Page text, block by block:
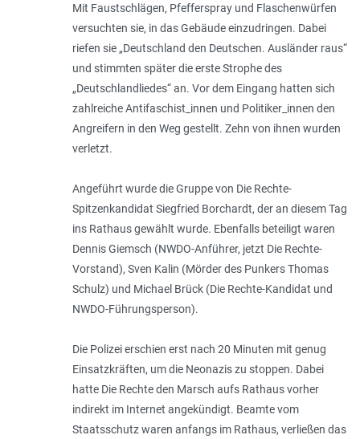
Mit Faustschlägen, Pfefferspray und Flaschenwürfen
versuchten sie, in das Gebäude einzudringen. Dabei
riefen sie „Deutschland den Deutschen. Ausländer raus“
und stimmten später die erste Strophe des
„Deutschlandliedes“ an. Vor dem Eingang hatten sich
zahlreiche Antifaschist_innen und Politiker_innen den
Angreifern in den Weg gestellt. Zehn von ihnen wurden
verletzt.
Angeführt wurde die Gruppe von Die Rechte-
Spitzenkandidat Siegfried Borchardt, der an diesem Tag
ins Rathaus gewählt wurde. Ebenfalls beteiligt waren
Dennis Giemsch (NWDO-Anführer, jetzt Die Rechte-
Vorstand), Sven Kalin (Mörder des Punkers Thomas
Schulz) und Michael Brück (Die Rechte-Kandidat und
NWDO-Führungsperson).
Die Polizei erschien erst nach 20 Minuten mit genug
Einsatzkräften, um die Neonazis zu stoppen. Dabei
hatte Die Rechte den Marsch aufs Rathaus vorher
indirekt im Internet angekündigt. Beamte vom
Staatsschutz waren anfangs im Rathaus, verließen das